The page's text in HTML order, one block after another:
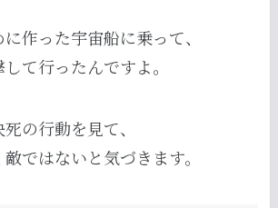
作った宇宙船に乗って、
て行ったんですよ。
の行動を見て、
ではないと気づきます。